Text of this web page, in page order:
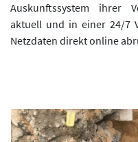
Auskunftssystem ihrer
aktuell und in einer 24/7
Netzdaten direkt online